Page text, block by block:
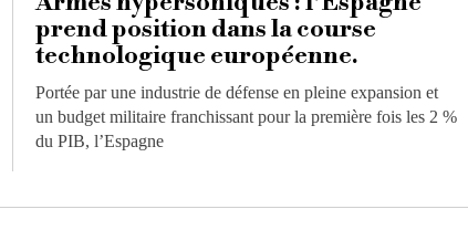
prend position dans la course
technologique européenne.
Portée par une industrie de défense en pleine expansion et
un budget militaire franchissant pour la première fois les 2 %
du PIB, l’Espagne